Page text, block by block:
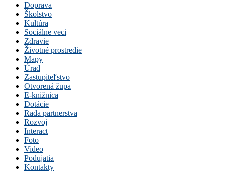
Doprava
Školstvo
Kultúra
Sociálne veci
Zdravie
Životné prostredie
Mapy
Úrad
Zastupiteľstvo
Otvorená župa
E-knižnica
Dotácie
Rada partnerstva
Rozvoj
Interact
Foto
Video
Podujatia
Kontakty